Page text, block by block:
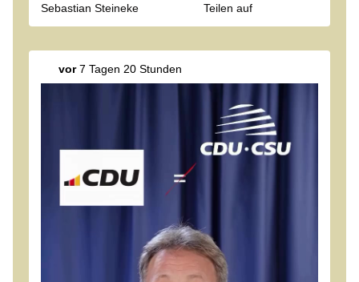
Welche politischen Begriffe sollen wir als Nächstes
#bundestag #cducsu#fraktion#partei
Sebastian Steineke Teilen auf
vor7 Tagen 20 Stunden